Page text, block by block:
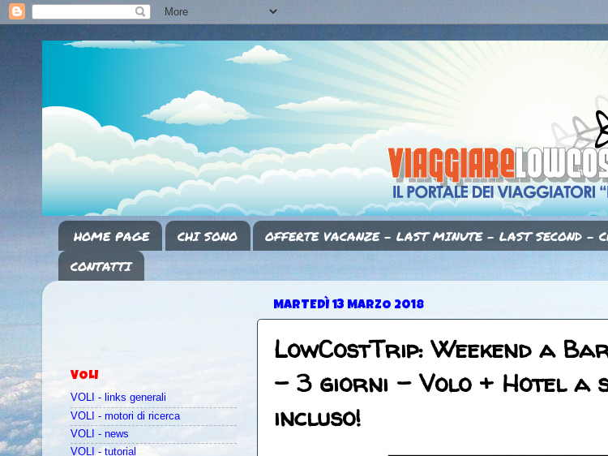
HOME PAGE CHI SONO OFFERTE VACANZE - LAST MINUTE - LAST SECOND -
CONTATTI
MARTEDÌ 13 MARZO 2018
LowCostTrip: Weekend a
- 3 giorni - Volo + Hotel a
incluso!
VOLI
VOLI - links generali
VOLI - motori di ricerca
VOLI - news
VOLI - tutorial